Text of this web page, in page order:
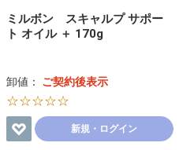
ミルボン スキャルプ サポー
ト オイル ＋ 170g
卸値： ご契約後表示
☆☆☆☆☆
新規・ログイン